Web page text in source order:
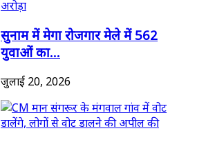
सुनाम में मेगा रोजगार मेले में 562
युवाओं का...
जुलाई 20, 2026